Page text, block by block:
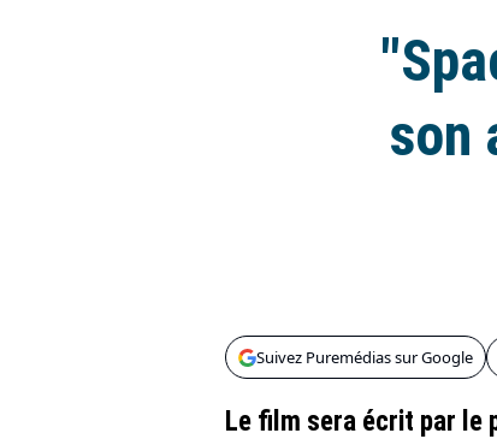
son
Suivez Puremédias sur Google
Le film sera écrit par le